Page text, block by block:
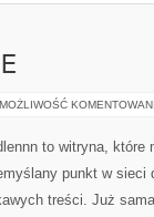
MOŻLIWOŚĆ
to witryna, które
punkt w sieci
treści. Już